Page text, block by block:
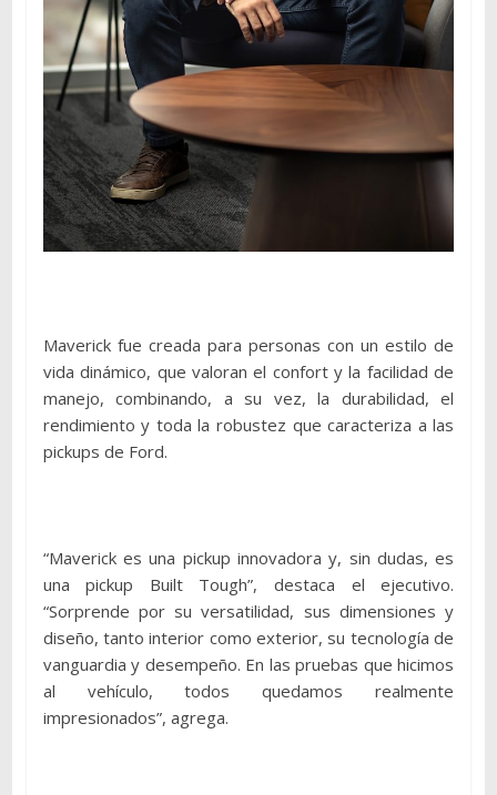
Maverick fue creada para personas con un estilo de
vida dinámico, que valoran el confort y la facilidad de
manejo, combinando, a su vez, la durabilidad, el
rendimiento y toda la robustez que caracteriza a las
pickups de Ford.
“Maverick es una pickup innovadora y, sin dudas, es
una pickup Built Tough”, destaca el ejecutivo.
“Sorprende por su versatilidad, sus dimensiones y
diseño, tanto interior como exterior, su tecnología de
vanguardia y desempeño. En las pruebas que hicimos
al vehículo, todos quedamos realmente
impresionados”, agrega.